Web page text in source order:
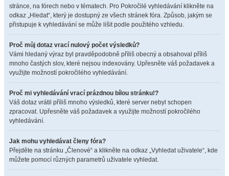
stránce, na fórech nebo v tématech. Pro Pokročilé vyhledávání klikněte na
odkaz „Hledat“, který je dostupný ze všech stránek fóra. Způsob, jakým se
přistupuje k vyhledávání se může lišit podle použitého vzhledu.
Proč můj dotaz vrací nulový počet výsledků?
Vámi hledaný výraz byl pravděpodobně příliš obecný a obsahoval příliš
mnoho častých slov, které nejsou indexovány. Upřesněte váš požadavek a
využijte možností pokročilého vyhledávání.
Proč mi vyhledávání vrací prázdnou bílou stránku!?
Váš dotaz vrátil příliš mnoho výsledků, které server nebyl schopen
zpracovat. Upřesněte váš požadavek a využijte možností pokročilého
vyhledávání.
Jak mohu vyhledávat členy fóra?
Přejděte na stránku „Členové“ a klikněte na odkaz „Vyhledat uživatele“, kde
můžete pomocí různých parametrů uživatele vyhledat.